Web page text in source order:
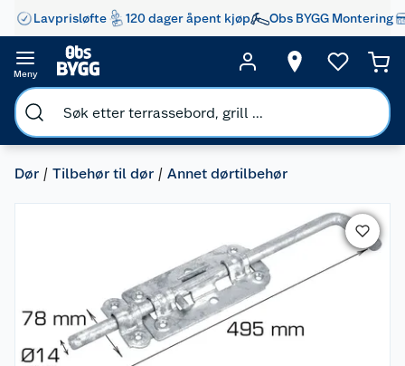
Lavprisløfte 120 dager åpent kjøp Obs BYGG Montering
Meny
Dør Tilbehør til dør Annet dørtilbehør